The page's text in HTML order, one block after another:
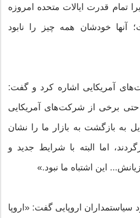
تمام قدرت ایالات متحده امروزه
آنها خودشان همه چیز را نابود
آمریکایی اشاره کرد و گفت:
حتی برخی از شرکت‌های آمریکایی
به بازگشت به بازار ما را نشان
اما البته با شرایط جدید و
این اشتباه ما نبود.»
سیاستمداران اروپایی گفت: «اروپا